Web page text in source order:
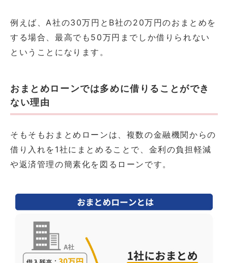
例えば、A社の30万円とB社の20万円のおまとめを
する場合、最高でも50万円までしか借りられない
ということになります。
おまとめローンでは多めに借りることができ
ない理由
そもそもおまとめローンは、複数の金融機関からの
借り入れを1社にまとめることで、金利の負担軽減
や返済管理の簡素化を図るローンです。